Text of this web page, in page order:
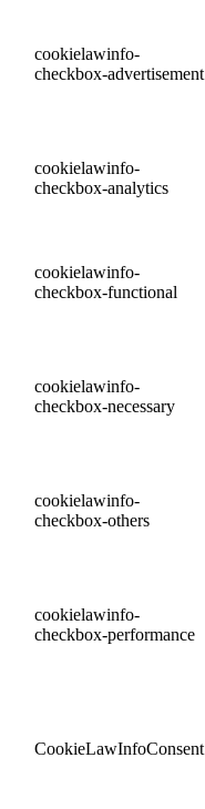
cookielawinfo-
checkbox-advertisement
cookielawinfo-
checkbox-analytics
cookielawinfo-
checkbox-functional
cookielawinfo-
checkbox-necessary
cookielawinfo-
checkbox-others
cookielawinfo-
checkbox-performance
CookieLawInfoConsent